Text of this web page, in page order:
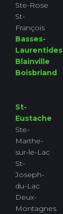
Ste-Rose
St-
François
Basses-
Laurentides
Blainville
Boisbriand
St-
Eustache
Ste-
Marthe-
sur-le-Lac
St-
Joseph-
du-Lac
Deux-
Montagnes